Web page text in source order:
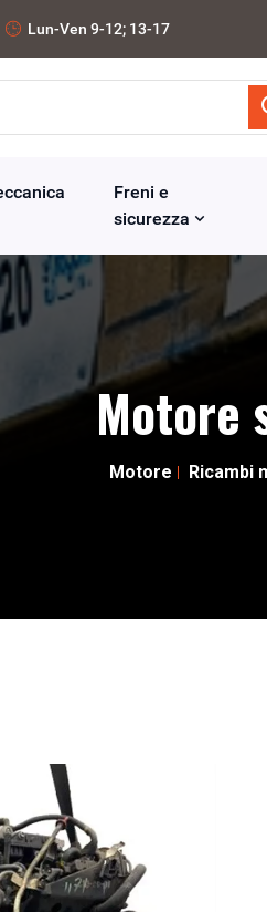
Lun-Ven 9-12; 13-17
Freni e
sicurezza
Motore
Motore Ricambi